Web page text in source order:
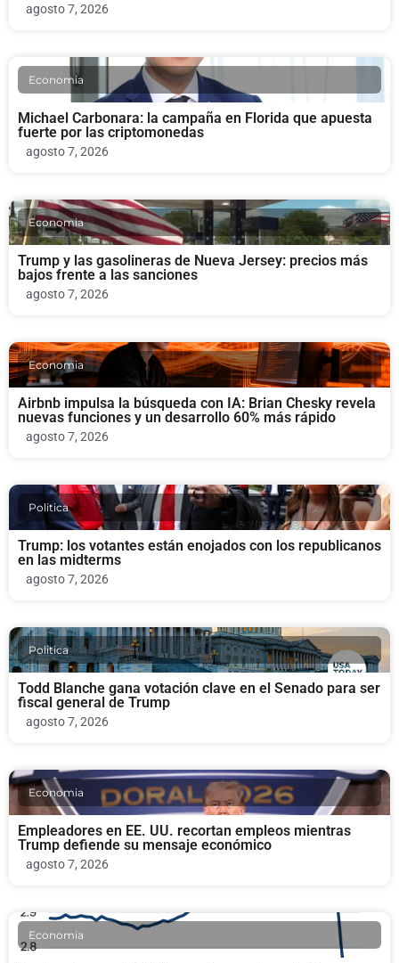
agosto 7, 2026
Economia
Michael Carbonara: la campaña en Florida que apuesta
fuerte por las criptomonedas
agosto 7, 2026
Economia
Trump y las gasolineras de Nueva Jersey: precios más
bajos frente a las sanciones
agosto 7, 2026
Economia
Airbnb impulsa la búsqueda con IA: Brian Chesky revela
nuevas funciones y un desarrollo 60% más rápido
agosto 7, 2026
Politica
Trump: los votantes están enojados con los republicanos
en las midterms
agosto 7, 2026
Politica
Todd Blanche gana votación clave en el Senado para ser
fiscal general de Trump
agosto 7, 2026
Economia
Empleadores en EE. UU. recortan empleos mientras
Trump defiende su mensaje económico
agosto 7, 2026
Economia